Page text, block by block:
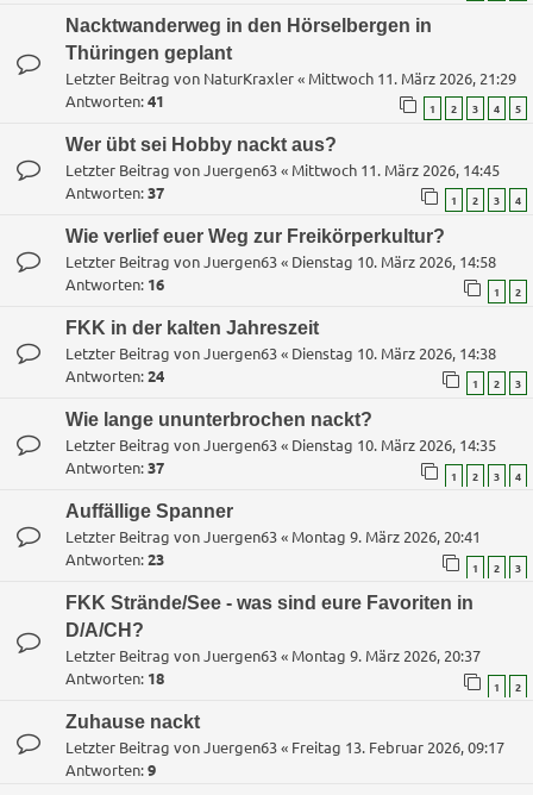
Nacktwanderweg in den Hörselbergen in
Thüringen geplant
Letzter Beitrag von NaturKraxler« Mittwoch 11. März 2026, 21:29
Antworten:41 1 2 3 4 5
Wer übt sei Hobby nackt aus?
Letzter Beitrag vonJuergen63« Mittwoch 11. März 2026, 14:45
Antworten:37 1 2 3 4
Wie verlief euer Weg zur Freikörperkultur?
Letzter Beitrag vonJuergen63« Dienstag 10. März 2026, 14:58
Antworten: 16 1 2
FKK in der kalten Jahreszeit
Letzter Beitrag vonJuergen63« Dienstag 10. März 2026, 14:38
Antworten:24 1 2 3
Wie lange ununterbrochen nackt?
Letzter Beitrag vonJuergen63« Dienstag 10. März 2026, 14:35
Antworten:37 1 2 3 4
Auffällige Spanner
Letzter Beitrag vonJuergen63« Montag 9. März 2026, 20:41
Antworten:23 1 2 3
FKK Strände/See - was sind eure Favoriten in
D/A/CH?
Letzter Beitrag vonJuergen63« Montag 9. März 2026, 20:37
Antworten: 18 1 2
Zuhause nackt
Letzter Beitrag vonJuergen63« Freitag 13. Februar 2026, 09:17
Antworten:9